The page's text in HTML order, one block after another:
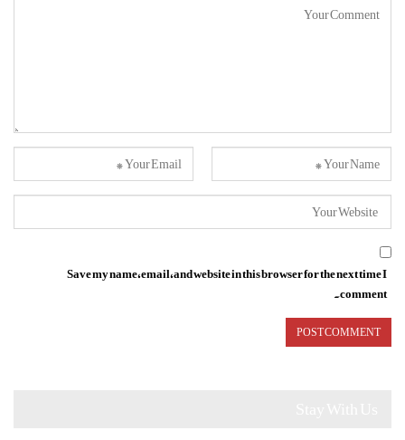
Save my name, email, and website in this browser for the next time I
comment.